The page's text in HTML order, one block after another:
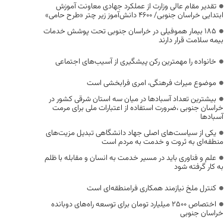
تقدیر مقام عالی وزارت از عملکرد جهادی معاونت آموزش
ابتدایی خراسان جنوبی/ ۴۶۰۰ دانش‌آموز زیر چتر «طرح حامی»
۱۸۵ بیمار هموفیلی در خراسان جنوبی تحت پوشش خدمات
بیمه سلامت قرار دارند
خانواده را مهمترین رکن پیشگیری از آسیب‌های اجتماعی
موضوع میراث فرهنگی، امری فرابخشی است
بیشترین تعداد آسبادها در میان سه استان شرقی کشور در
خراسان جنوبی ،ضرورت استفاده از اعتبارات ملی برای مرمت
آسبادها
یکی از سیاست‌های اصلی جهاد دانشگاهی تبدیل مزیت‌های
منطقه‌ای به ثروت و خدمت به مردم است
علم و فناوری باید در مسیر خدمت به انسان و مقابله با ظلم
به کار گرفته شود
کنترل ملخ نیازمند همکاری فرامنطقه‌ای است
اختصاص 2500 میلیارد تومان برای توسعه راه‌های دوبانده
خراسان جنوبی